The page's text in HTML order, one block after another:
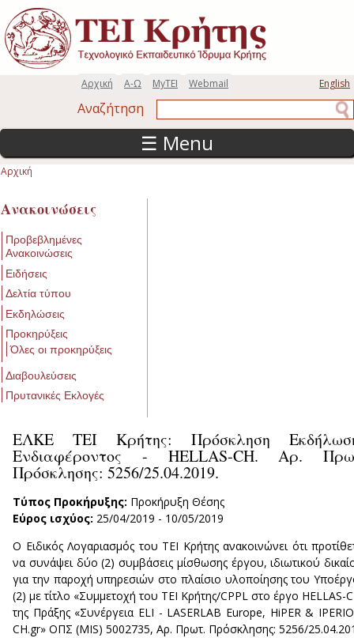
Παράκαμψη προς το κυρίως περιεχόμενο
English
Webmail
MyTEI
Α-Ω
Αρχική
Αναζήτηση
☰ Menu
Αρχική
Ανακοινώσεις
Προβεβλημένες
Ανακοινώσεις
Ειδήσεις
Δελτία τύπου
Εκδηλώσεις
Προκηρύξεις
Όλες οι προκηρύξεις
Διαβουλεύσεις
Πρυτανικές Εκλογές
ΕΛΚΕ ΤΕΙ Κρήτης: Πρόσκληση
Ενδιαφέροντος - HELLAS-CH. Αρ.
Πρόσκλησης: 5256/25.04.2019.
Τύπος Προκήρυξης: Προκήρυξη Θέσης
Εύρος ισχύος: 25/04/2019 - 10/05/2019
Ο Ειδικός Λογαριασμός του ΤΕΙ Κρήτης ανακοινώνει ότι
να συνάψει δύο (2) συμβάσεις μίσθωσης έργου, ιδιωτικού
για την παροχή υπηρεσιών στο πλαίσιο υλοποίησης του
(2) με τίτλο «Συμμετοχή του ΤΕΙ Κρήτης/CPPL στο έργο HELLAS-
της Πράξης «Συνέργεια ELI - LASERLAB Europe, HiPER &
CH.gr» ΟΠΣ (MIS) 5002735, Αρ. Πρωτ. Πρόσκλησης: 5256/